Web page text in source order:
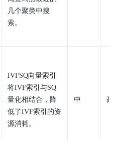
几个聚类中搜
索。
IVFSQ向量索引
将IVF索引与SQ
量化相结合，降
低了IVF索引的资
源消耗。
中 高